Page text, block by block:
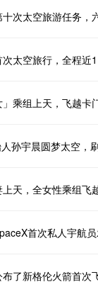
次太空旅游任务，
太空旅行，全程近
乘组上天，飞越卡
孙宇晨圆梦太空，
天，全女性乘组飞
首次私人宇航
了新格伦火箭首次